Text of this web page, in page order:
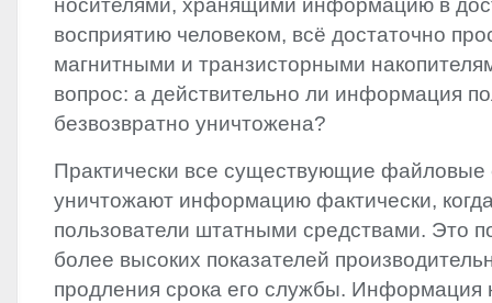
носителями, хранящими информацию в
восприятию человеком, всё достаточно
магнитными и транзисторными
вопрос: а действительно ли информация
безвозвратно уничтожена?
Практически все существующие файловые
уничтожают информацию фактически,
пользователи штатными средствами. Это
более высоких показателей
продления срока его службы. Информация